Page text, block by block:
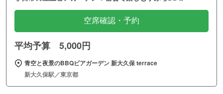
空席確認・予約
平均予算 5,000円
青空と夜景のBBQビアガーデン 新大久保 terrace
新大久保駅／東京都